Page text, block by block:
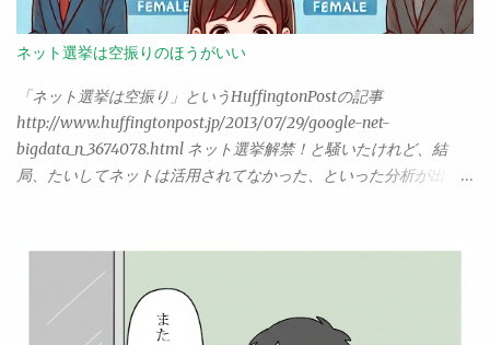
たちが、そうそうそうなの、よくぞいってくれました……と集まっ
てくる。お互いに、同じ主婦という立場での思いをやり取りし合
い、共感しあう。 だから。つまらない。 こうしたブログを読むた
びに、（それがどんなに面白くとも）読後、僕は常に胸の中でこ
う叫ぶのだった。 はははは、いやー面白かった。ところで。 この
記事の主張は何なんだ？ ……そう。僕は、どのような記事であれ、
そこにある「主義主張」を読み取って、はじめて「面白い」と感
だが、...
「Google Cloud」には、以前からVertex AIというAIサービスがあ
ったのだけど、これが生成AIにも対応し、大幅に機能拡張されて
いる。注目すべきは、Googleが開発する大規模言語モデル「PaLM
2」が標準なのはもちろんだが、それ以外にもMetaのLlama 2や
Stable Diffusion XLなどのオープンソース系の生成AIモデルも対応
している点。また、それ以前からAIを手掛けていたGoogleらし
く、生成AI以外の機械学習モデルも多数揃えている。 Amazon
は使えない。ただし、ClaudeやJurassicといった生成AIモデルをサ
ポートしていてすぐに使えるようになってる。それとAPI関係も、
独自のライブラリでいくだけでなく、LangChainへの対応を最初
から考えているところも注目。 この３つが、当面は生成AIを利用
ネット選挙は空振りのほうがいい
「ネット選挙は空振り」というHuffingtonPostの記事
http://www.huffingtonpost.jp/2013/07/29/google-net-
bigdata_n_3674078.html ネット選挙解禁！と騒いたけれど、結
局、たいしてネットは活用されてなかった、といった分析が出て
れど、これ、果たしてどのぐらいの影響力があれば「空振りじゃ
なかった」といえるのだろう。ネット選挙解禁となったとき、ま
さか「誰もがネットにかじりついて候補者の情報を調べ、それを
鵜呑みにして投票する」ような事態になると？ そう思ってたん